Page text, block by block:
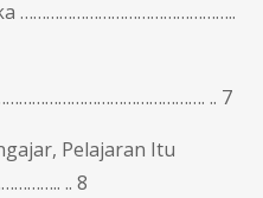
…………………………………………..
.. 7
Pelajaran Itu
.. 8